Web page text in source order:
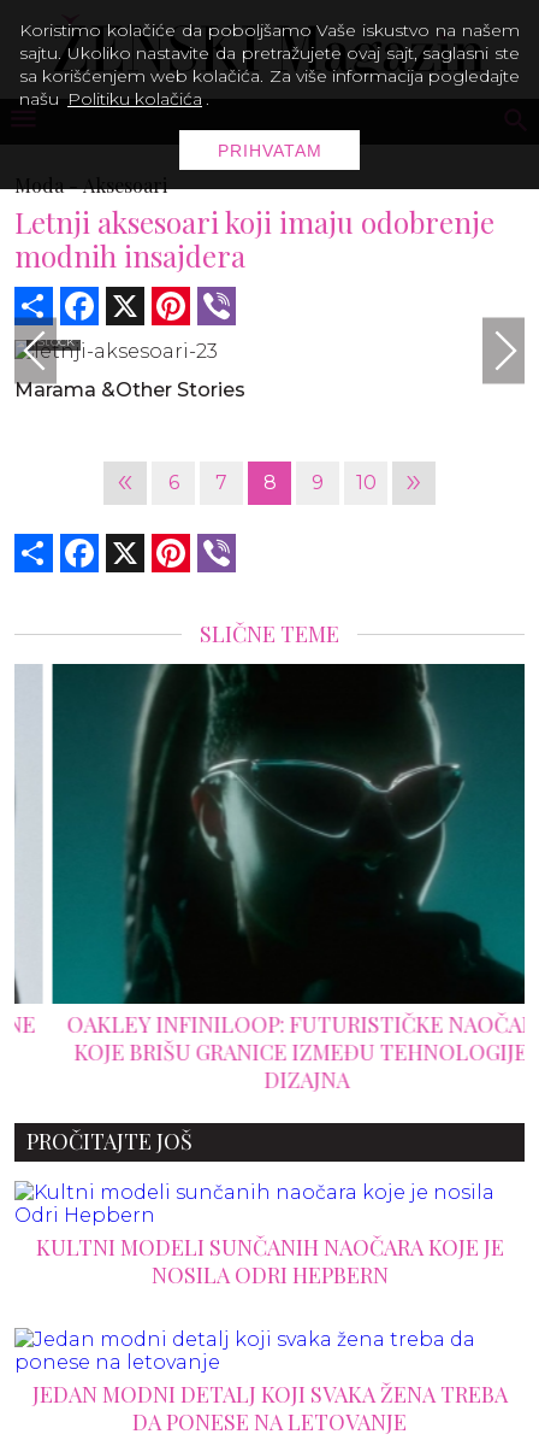
Moda -Aksesoari
Letnji aksesoari koji imaju odobrenje
modnih insajdera
Share Facebook Pinterest
iStock
Marama &Other Stories
« 6 7 8 9 10 »
Share Facebook Pinterest
SLIČNE TEME
OAKLEY INFINILOOP: FUTURISTIČKE NAOČARE
KOJE BRIŠU GRANICE IZMEĐU TEHNOLOGIJE I
DIZAJNA
PROČITAJTE JOŠ
KULTNI MODELI SUNČANIH NAOČARA KOJE JE
NOSILA ODRI HEPBERN
JEDAN MODNI DETALJ KOJI SVAKA ŽENA TREBA
DA PONESE NA LETOVANJE
Koristimo kolačiće da poboljšamo Vaše iskustvo na našem
sajtu. Ukoliko nastavite da pretražujete ovaj sajt, saglasni ste
sa korišćenjem web kolačića. Za više informacija pogledajte
našu Politiku kolačića .
PRIHVATAM